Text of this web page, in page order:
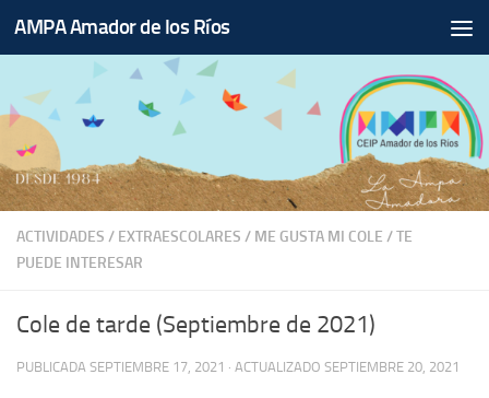
Saltar al contenido
AMPA Amador de los Ríos
ACTIVIDADES / EXTRAESCOLARES / ME GUSTA MI COLE /TE
PUEDE INTERESAR
Cole de tarde (Septiembre de 2021)
PUBLICADA SEPTIEMBRE 17, 2021 · ACTUALIZADO SEPTIEMBRE 20, 2021